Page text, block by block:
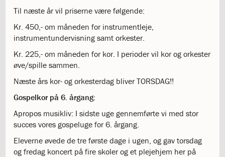
du
1.31:
Antal
pladser
venteliste
1.32:
Skolepenge
1.33:
Skolepenge
skolepenge
1.35:
ISJ’s
Forældrefond
Ligestilling
mellem
Til næste år vil priserne være følgende:
Kr. 450,- om måneden for instrumentleje,
instrumentundervisning samt orkester.
Kr. 225,- om måneden for kor. I perioder vil kor og orkester
øve/spille sammen.
Næste års kor- og orkesterdag bliver TORSDAG!!
Gospelkor på 6. årgang:
Apropos musikliv: I sidste uge gennemførte vi med stor
succes vores gospeluge for 6. årgang.
Eleverne øvede de tre første dage i ugen, og gav torsdag
og fredag koncert på fire skoler og et plejehjem her på